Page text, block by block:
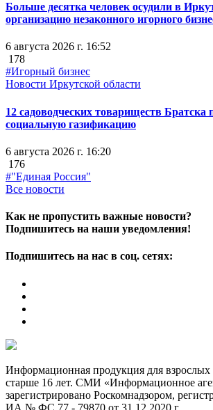
Больше десятка человек осудили в
организацию незаконного игорного
6 августа 2026 г. 16:52
178
#Игорный бизнес
Новости Иркутской области
12 садоводческих товариществ Братска
социальную газификацию
6 августа 2026 г. 16:20
176
#"Единая Россия"
Все новости
Как не пропустить важные новости?
Подпишитесь на наши уведомления!
Подпишитесь на нас в соц. сетях:
Информационная продукция для взрослых
старше 16 лет. СМИ «Информационное
зарегистрировано Роскомнадзором,
ИА № ФС 77 - 79870 от 31.12.2020 г.